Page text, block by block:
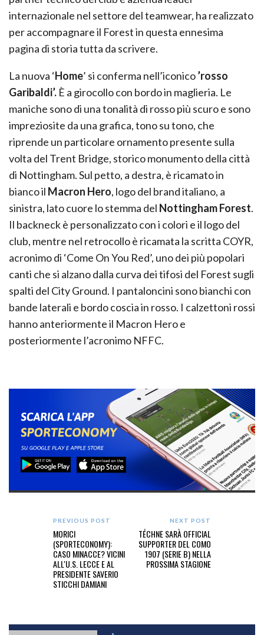
internazionale nel settore del teamwear, ha realizzato
per accompagnare il Forest in questa ennesima
pagina di storia tutta da scrivere.
La nuova ‘Home’ si conferma nell’iconico’rosso
Garibaldi’. È a girocollo con bordo in maglieria. Le
maniche sono di una tonalità di rosso più scuro e sono
impreziosite da una grafica, tono su tono, che
riprende un particolare ornamento presente sulla
volta del Trent Bridge, storico monumento della città
di Nottingham. Sul petto, a destra, è ricamato in
bianco il Macron Hero, logo del brand italiano, a
sinistra, lato cuore lo stemma del Nottingham Forest.
Il backneck è personalizzato con i colori e il logo del
club, mentre nel retrocollo è ricamata la scritta COYR,
acronimo di ‘Come On You Red’, uno dei più popolari
canti che si alzano dalla curva dei tifosi del Forest sugli
spalti del City Ground. I pantaloncini sono bianchi con
bande laterali e bordo coscia in rosso. I calzettoni rossi
hanno anteriormente il Macron Hero e
posteriormente l’acronimo NFFC.
PREVIOUS POST
MORICI
(SPORTECONOMY):
CASO MINACCE? VICINI
ALL'U.S. LECCE E AL
PRESIDENTE SAVERIO
STICCHI DAMIANI
NEXT POST
TÉCHNE SARÀ OFFICIAL
SUPPORTER DEL COMO
1907 (SERIE B) NELLA
PROSSIMA STAGIONE